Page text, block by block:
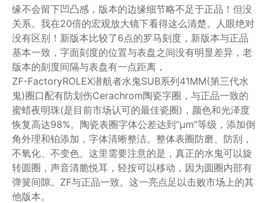
缘不会留下凹凸感，版本的边缘细节略不足于正品！但没
关系。我在20倍的宏观放大镜下看得这么清楚。人眼绝对
没有区别！新版本比较了6点的罗马刻度，新版本与正品
基本一致，字面刻度的位置与表盘之间没有明显差异，老
版本的刻度间隔与表盘有一点距离，
ZF-FactoryROLEX潜航者水鬼SUB系列41MM(第三代水
鬼)圈口配有防划伤Cerachrom陶瓷字圈，与正品一致的
蜜蜡夜明珠(是目前市场认可的最佳瓷圈)，颜色和光泽度
恢复高达98%。陶瓷表圈字体公差达到“μm”等级，添加倒
角外理和铂添加，字体清晰整洁。整体表圈防磨、防刮，
不氧化、不变色。这里需要注意的是，真正的水鬼可以旋
转圆圈，声音清脆悦耳，轻按可以移动，因为圆圈内部有
弹簧间隙。ZF与正品一致。这一亮点足以击败市场上的其
他版本。